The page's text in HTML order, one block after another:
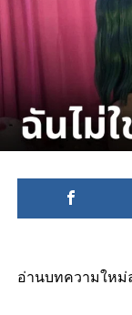
อ่านบทความใหม่